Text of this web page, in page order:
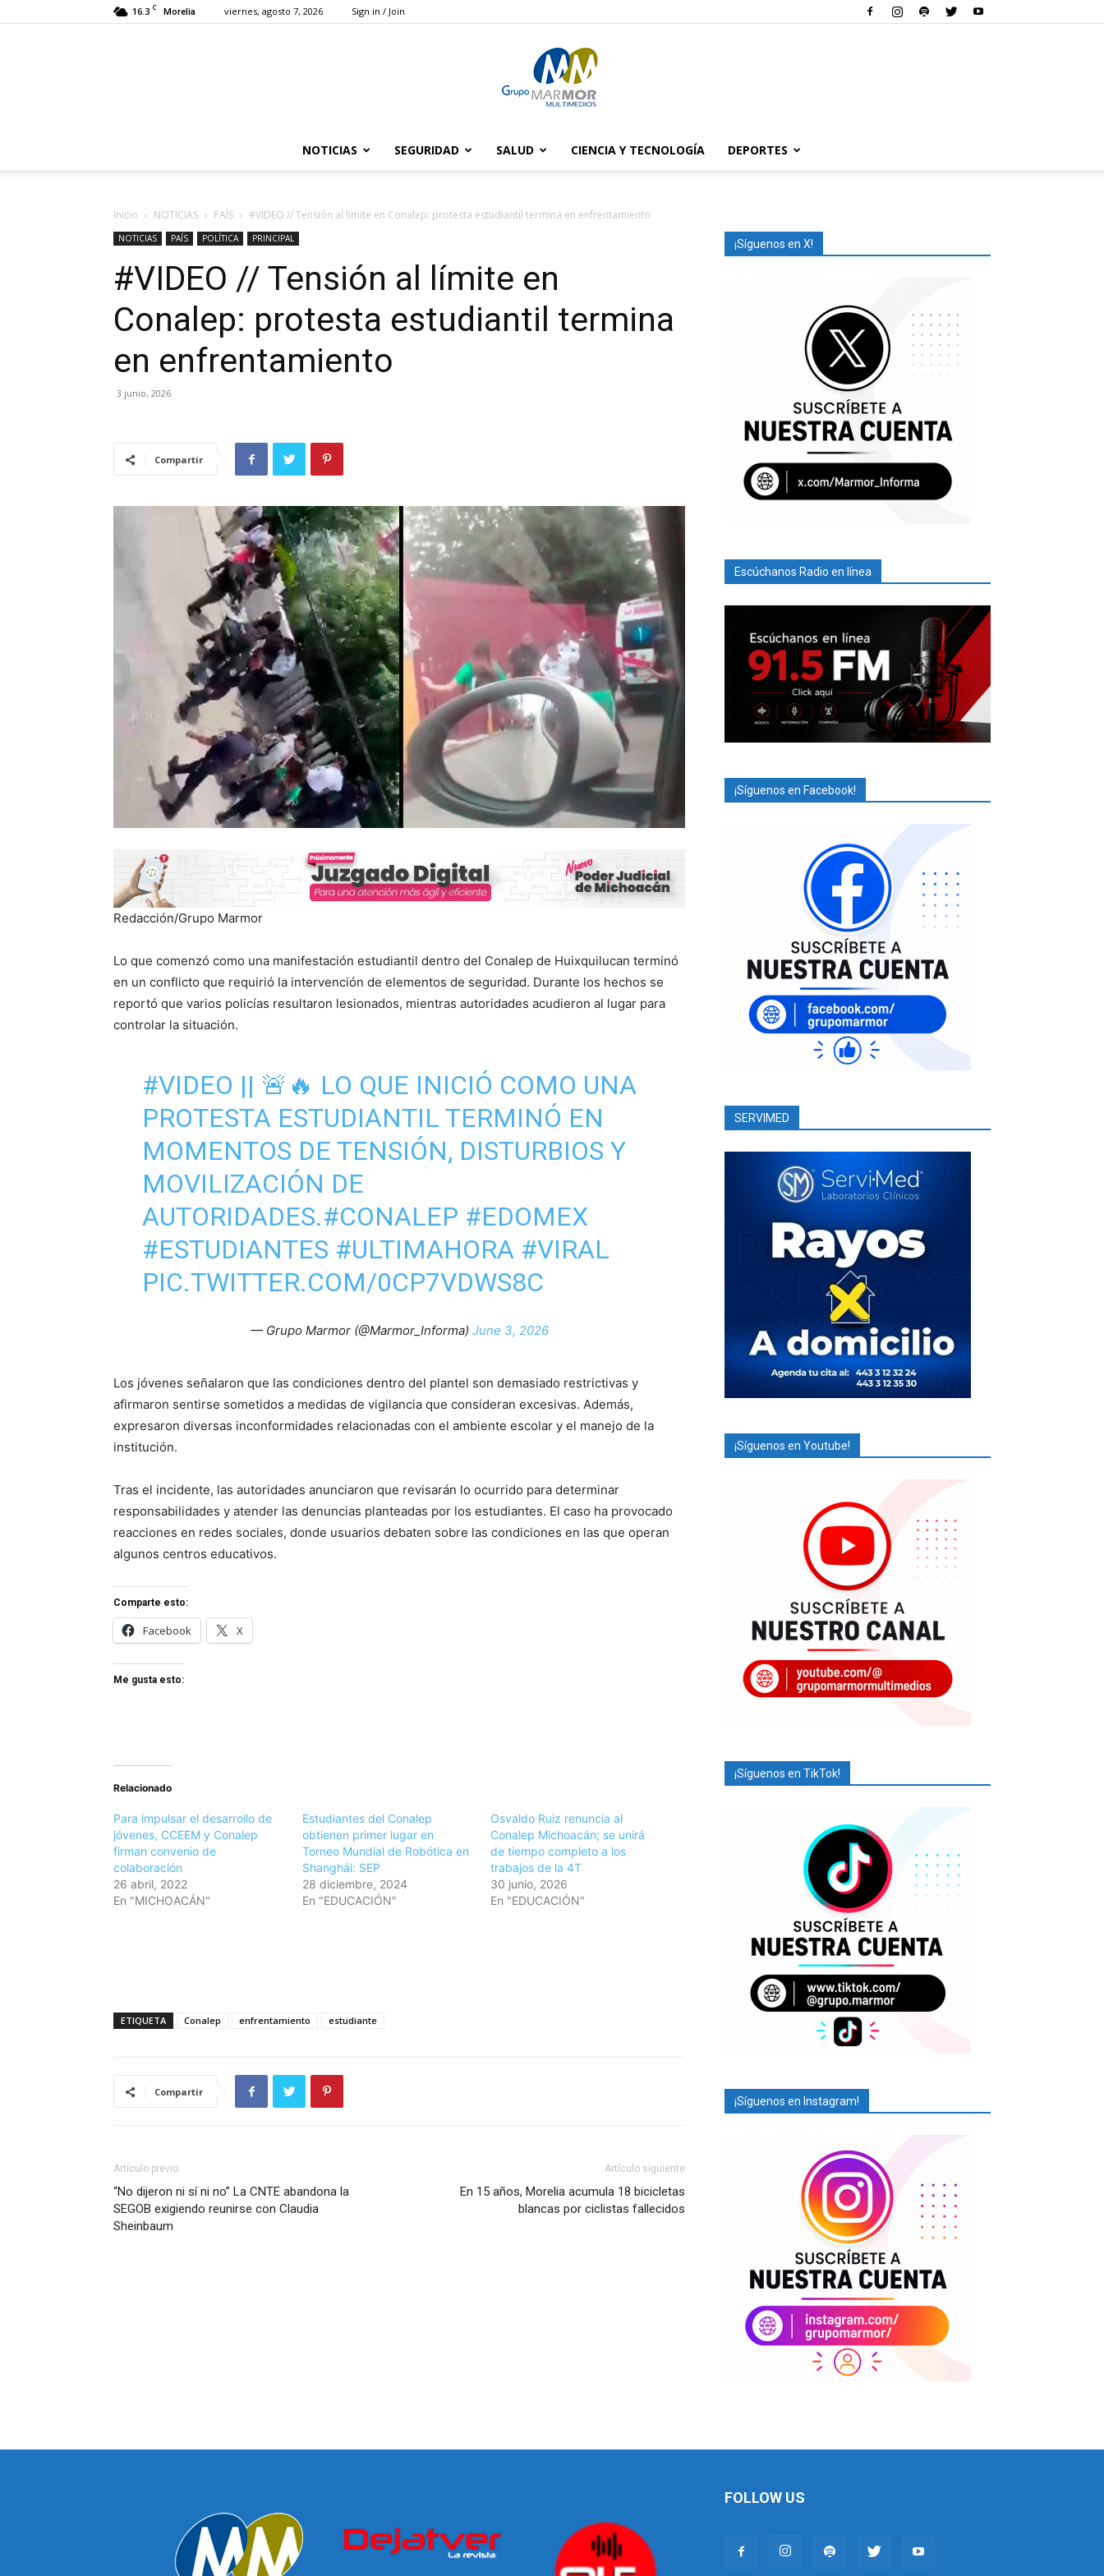
16.3 C Morelia viernes, agosto 7, 2026 Sign in / Join
Marmor
NOTICIAS SEGURIDAD SALUD CIENCIA Y TECNOLOGÍA DEPORTES
Inicio NOTICIAS PAÍS #VIDEO // Tensión al límite en Conalep: protesta estudiantil termina en enfrentamiento
NOTICIAS PAÍS POLÍTICA PRINCIPAL
#VIDEO // Tensión al límite en
Conalep: protesta estudiantil termina
en enfrentamiento
3 junio, 2026
Compartir
Redacción/Grupo Marmor
Lo que comenzó como una manifestación estudiantil dentro del Conalep de Huixquilucan terminó
en un conflicto que requirió la intervención de elementos de seguridad. Durante los hechos se
reportó que varios policías resultaron lesionados, mientras autoridades acudieron al lugar para
controlar la situación.
#VIDEO || 🚨🔥 LO QUE INICIÓ COMO UNA
PROTESTA ESTUDIANTIL TERMINÓ EN
MOMENTOS DE TENSIÓN, DISTURBIOS Y
MOVILIZACIÓN DE
AUTORIDADES.#CONALEP #EDOMEX
#ESTUDIANTES #ULTIMAHORA #VIRAL
PIC.TWITTER.COM/0CP7VDWS8C
— Grupo Marmor (@Marmor_Informa) June 3, 2026
Los jóvenes señalaron que las condiciones dentro del plantel son demasiado restrictivas y
afirmaron sentirse sometidos a medidas de vigilancia que consideran excesivas. Además,
expresaron diversas inconformidades relacionadas con el ambiente escolar y el manejo de la
institución.
Tras el incidente, las autoridades anunciaron que revisarán lo ocurrido para determinar
responsabilidades y atender las denuncias planteadas por los estudiantes. El caso ha provocado
reacciones en redes sociales, donde usuarios debaten sobre las condiciones en las que operan
algunos centros educativos.
Comparte esto:
Facebook X
Me gusta esto:
Relacionado
Para impulsar el desarrollo de
jóvenes, CCEEM y Conalep
firman convenio de
colaboración
26 abril, 2022
En "MICHOACÁN"
Estudiantes del Conalep
obtienen primer lugar en
Torneo Mundial de Robótica en
Shanghái: SEP
28 diciembre, 2024
En "EDUCACIÓN"
Osvaldo Ruiz renuncia al
Conalep Michoacán; se unirá
de tiempo completo a los
trabajos de la 4T
30 junio, 2026
En "EDUCACIÓN"
ETIQUETA Conalep enfrentamiento estudiante
Compartir
Artículo previo
“No dijeron ni sí ni no” La CNTE abandona la
SEGOB exigiendo reunirse con Claudia
Sheinbaum
Artículo siguiente
En 15 años, Morelia acumula 18 bicicletas
blancas por ciclistas fallecidos
¡Síguenos en X!
Escúchanos Radio en línea
¡Síguenos en Facebook!
SERVIMED
¡Síguenos en Youtube!
¡Síguenos en TikTok!
¡Síguenos en Instagram!
FOLLOW US